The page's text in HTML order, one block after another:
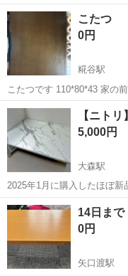
タツはコンセント使用
東京 大田区 雑色駅
こたつ
0円
糀谷駅
こたつです 110*80*43 家の
東京 大田区 糀谷駅
【ニト
5,000円
大森駅
2025年1月に購入したほぼ
込、引き取りに来てくださ
す。ご質問等も受け付けて
【商品詳細】 品名:大...
東京 大田区 大森駅
14日ま
0円
矢口渡駅